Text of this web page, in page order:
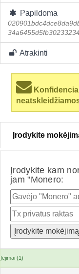
Papildoma
Atrakinti
Įrodykite
Įrodykite kam
jam "Monero:
Įėjimai (1)